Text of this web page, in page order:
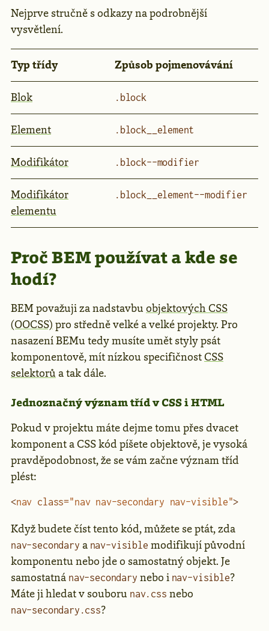
Nejprve stručně s odkazy na podrobnější
vysvětlení.
Typ třídy Způsob pojmenovávání
Blok .block
Element .block__element
Modifikátor .block--modifier
Modifikátor
elementu
.block__element--modifier
Proč BEM používat a kde se
hodí?
BEM považuji za nadstavbu objektových CSS
(OOCSS) pro středně velké a velké projekty. Pro
nasazení BEMu tedy musíte umět styly psát
komponentově, mít nízkou specifičnostCSS
selektorů a tak dále.
Jednoznačný význam tříd v CSS i HTML
Pokud v projektu máte dejme tomu přes dvacet
komponent a CSS kód píšete objektově, je vysoká
pravděpodobnost, že se vám začne význam tříd
plést:
<nav class="nav nav-secondary nav-visible">
Když budete číst tento kód, můžete se ptát, zda
nav-secondary a nav-visible modifikují původní
komponentu nebo jde o samostatný objekt. Je
samostatná nav-secondary nebo i nav-visible?
Máte ji hledat v souboru nav.css nebo
nav-secondary.css?